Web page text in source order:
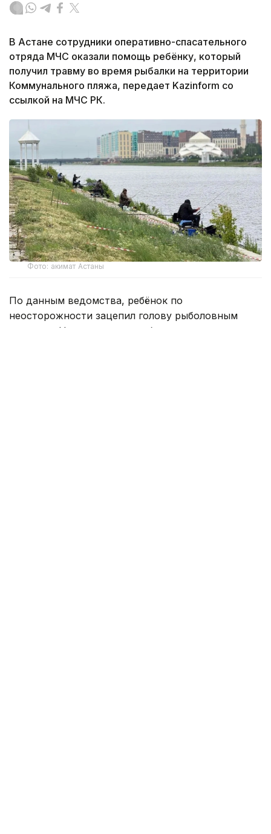
В Астане сотрудники оперативно-спасательного
отряда МЧС оказали помощь ребёнку, который
получил травму во время рыбалки на территории
Коммунального пляжа, передает Kazinform со
ссылкой на МЧС РК.
Фото: акимат Астаны
По данным ведомства, ребёнок по
неосторожности зацепил голову рыболовным
крючком. Находившиеся поблизости спасатели,